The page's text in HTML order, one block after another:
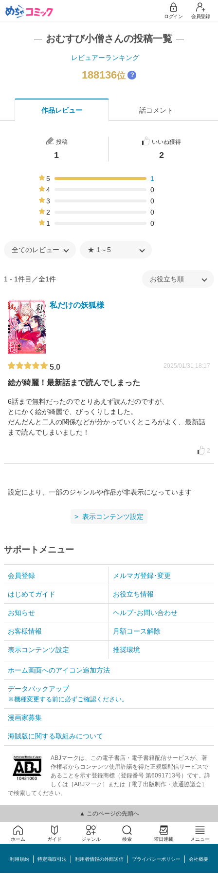
ログイン 会員登録
おむすび小僧さんの投稿一覧
レビュアーランキング
188136位 ？
作品レビュー 話コメント
投稿
1
いいね獲得
2
5
1
4
0
3
0
2
0
1
0
1 - 1件目／全1件
私だけの妖狐様
5.0 2025/01/31 18:17
絵が綺麗！最新話まで読んでしまった
6話まで無料だったのでとりあえず読んだのですが、
とにかく絵が綺麗で、びっくりしました。
だんだんと二人の関係などが分かっていくところがよく、最新話
まで読んでしまいました！
2
設定により、一部のジャンルや作品が非表示になっています
表示コンテンツ設定
サポートメニュー
会員登録 メルマガ登録･変更
はじめてガイド お役立ち情報
お知らせ ヘルプ･お問い合わせ
お客様情報 月額コース解除
表示コンテンツ設定 推奨環境
ホーム画面へのアイコン追加方法
データバックアップ
※機種変更する前に必ずご確認ください。
漫画家募集
海賊版に関する取組みについて
ABJマークは、この電子書店・電子書籍配信サービスが、著
作権者からコンテンツ使用許諾を得た正規版配信サービスで
あることを示す登録商標（登録番号 第6091713号）です。詳
しくは［ABJマーク］または［電子出版制作・流通協議会］
で検索してください。
▲ このページの先頭へ
ホーム ガイド ジャンル 検索 曜日連載 メニュー
利用規約 特定商取引法 利用者情報の外部送信 プライバシーポリシー 会社概要